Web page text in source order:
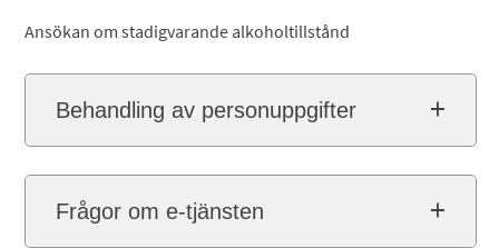
Ansökan om stadigvarande alkoholtillstånd
Behandling av personuppgifter
Frågor om e-tjänsten